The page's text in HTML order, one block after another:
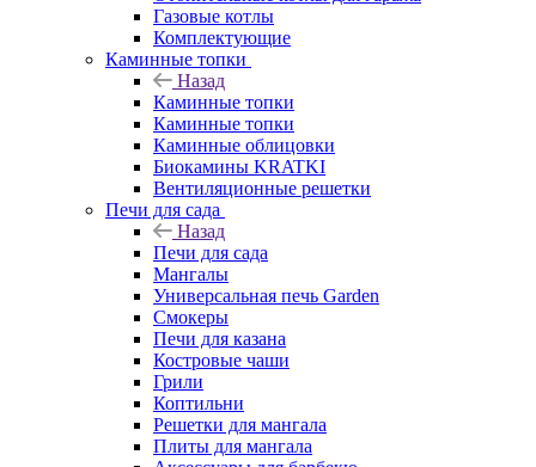
Газовые котлы
Комплектующие
Каминные топки
Назад
Каминные топки
Каминные топки
Каминные облицовки
Биокамины KRATKI
Вентиляционные решетки
Печи для сада
Назад
Печи для сада
Мангалы
Универсальная печь Garden
Смокеры
Печи для казана
Костровые чаши
Грили
Коптильни
Решетки для мангала
Плиты для мангала